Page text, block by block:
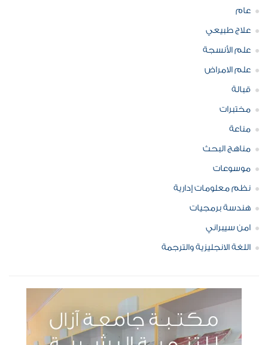
عام
علاج طبيعي
علم الأنسجة
علم الامراض
قبالة
مختبرات
مناعة
مناهج البحث
موسوعات
نظم معلومات إدارية
هندسة برمجيات
امن سيبراني
اللغة الانجليزية والترجمة